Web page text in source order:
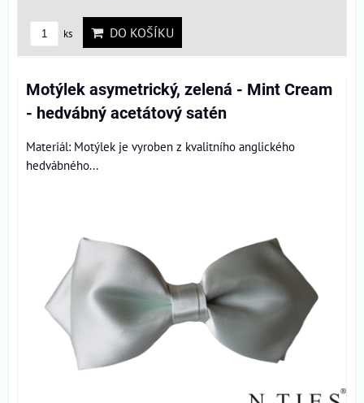
ks DO KOŠÍKU
Motýlek asymetrický, zelená - Mint Cream
- hedvábný acetátový satén
Materiál: Motýlek je vyroben z kvalitního anglického
hedvábného...